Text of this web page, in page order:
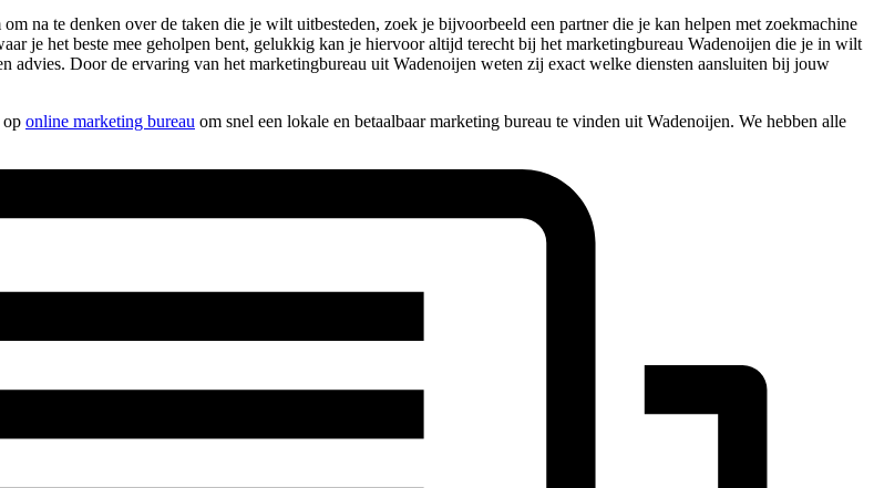
na te denken over de taken die je wilt uitbesteden, zoek je bijvoorbeeld een partner die je kan helpen met zoekmachine
je het beste mee geholpen bent, gelukkig kan je hiervoor altijd terecht bij het marketingbureau Wadenoijen die je in wilt
advies. Door de ervaring van het marketingbureau uit Wadenoijen weten zij exact welke diensten aansluiten bij jouw
op online marketing bureau om snel een lokale en betaalbaar marketing bureau te vinden uit Wadenoijen. We hebben alle